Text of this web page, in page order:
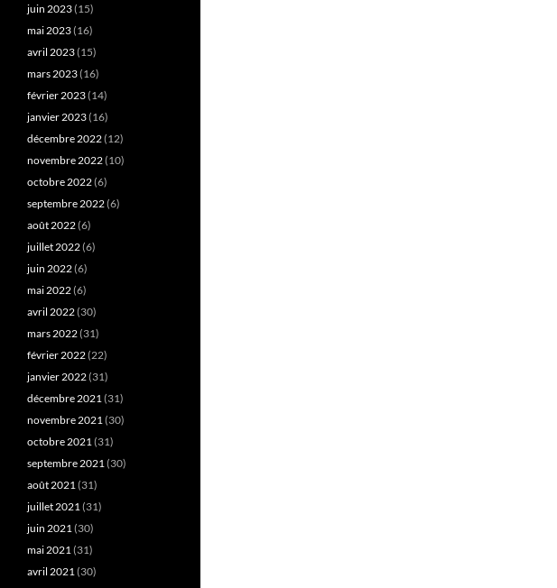
juin 2023(15)
mai 2023(16)
avril 2023(15)
mars 2023(16)
février 2023(14)
janvier 2023(16)
décembre 2022(12)
novembre 2022(10)
octobre 2022(6)
septembre 2022(6)
août 2022(6)
juillet 2022(6)
juin 2022(6)
mai 2022(6)
avril 2022(30)
mars 2022(31)
février 2022(22)
janvier 2022(31)
décembre 2021(31)
novembre 2021(30)
octobre 2021(31)
septembre 2021(30)
août 2021(31)
juillet 2021(31)
juin 2021(30)
mai 2021(31)
avril 2021(30)